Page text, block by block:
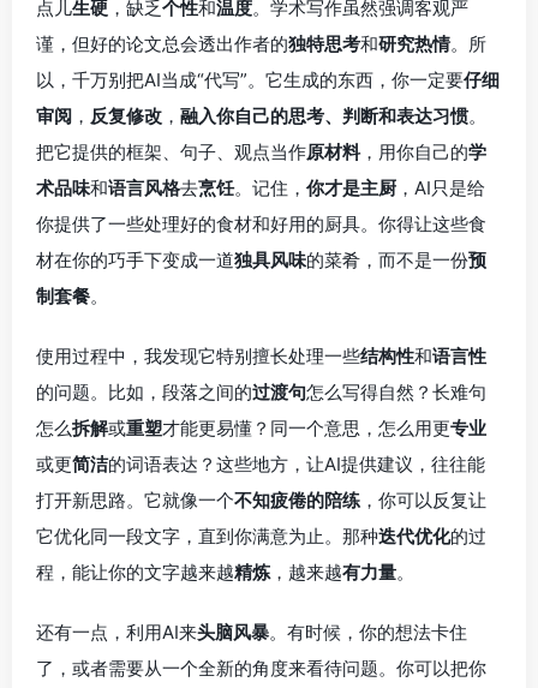
点儿生硬 ，缺乏个性和温度。学术写作虽然强调客观严
谨，但好的论文总会透出作者的独特思考和研究热情。所
以，千万别把AI当成“代写”。它生成的东西，你一定要仔细
审阅 ， 反复修改 ， 融入你自己的思考、判断和表达习惯。
把它提供的框架、句子、观点当作原材料，用你自己的学
术品味和语言风格去烹饪。记住， 你才是主厨 ，AI只是给
你提供了一些处理好的食材和好用的厨具。你得让这些食
材在你的巧手下变成一道独具风味的菜肴，而不是一份预
制套餐。
使用过程中，我发现它特别擅长处理一些结构性和语言性
的问题。比如，段落之间的过渡句怎么写得自然？长难句
怎么拆解或重塑才能更易懂？同一个意思，怎么用更专业
或更简洁的词语表达？这些地方，让AI提供建议，往往能
打开新思路。它就像一个不知疲倦的陪练 ，你可以反复让
它优化同一段文字，直到你满意为止。那种迭代优化的过
程，能让你的文字越来越精炼 ，越来越有力量。
还有一点，利用AI来头脑风暴。有时候，你的想法卡住
了，或者需要从一个全新的角度来看待问题。你可以把你